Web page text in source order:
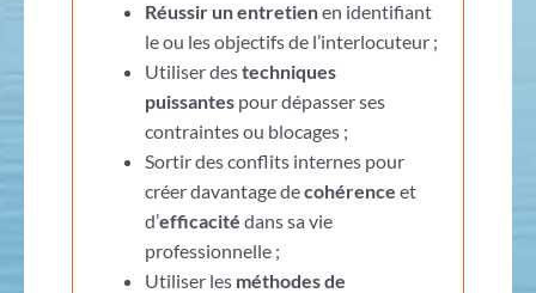
Réussir un entretienen identifiant
le ou les objectifs de l’interlocuteur ;
Utiliser destechniques
puissantespour dépasser ses
contraintes ou blocages ;
Sortir des conflits internes pour
créer davantage decohérence et
d’efficacité dans sa vie
professionnelle ;
Utiliser les méthodes de